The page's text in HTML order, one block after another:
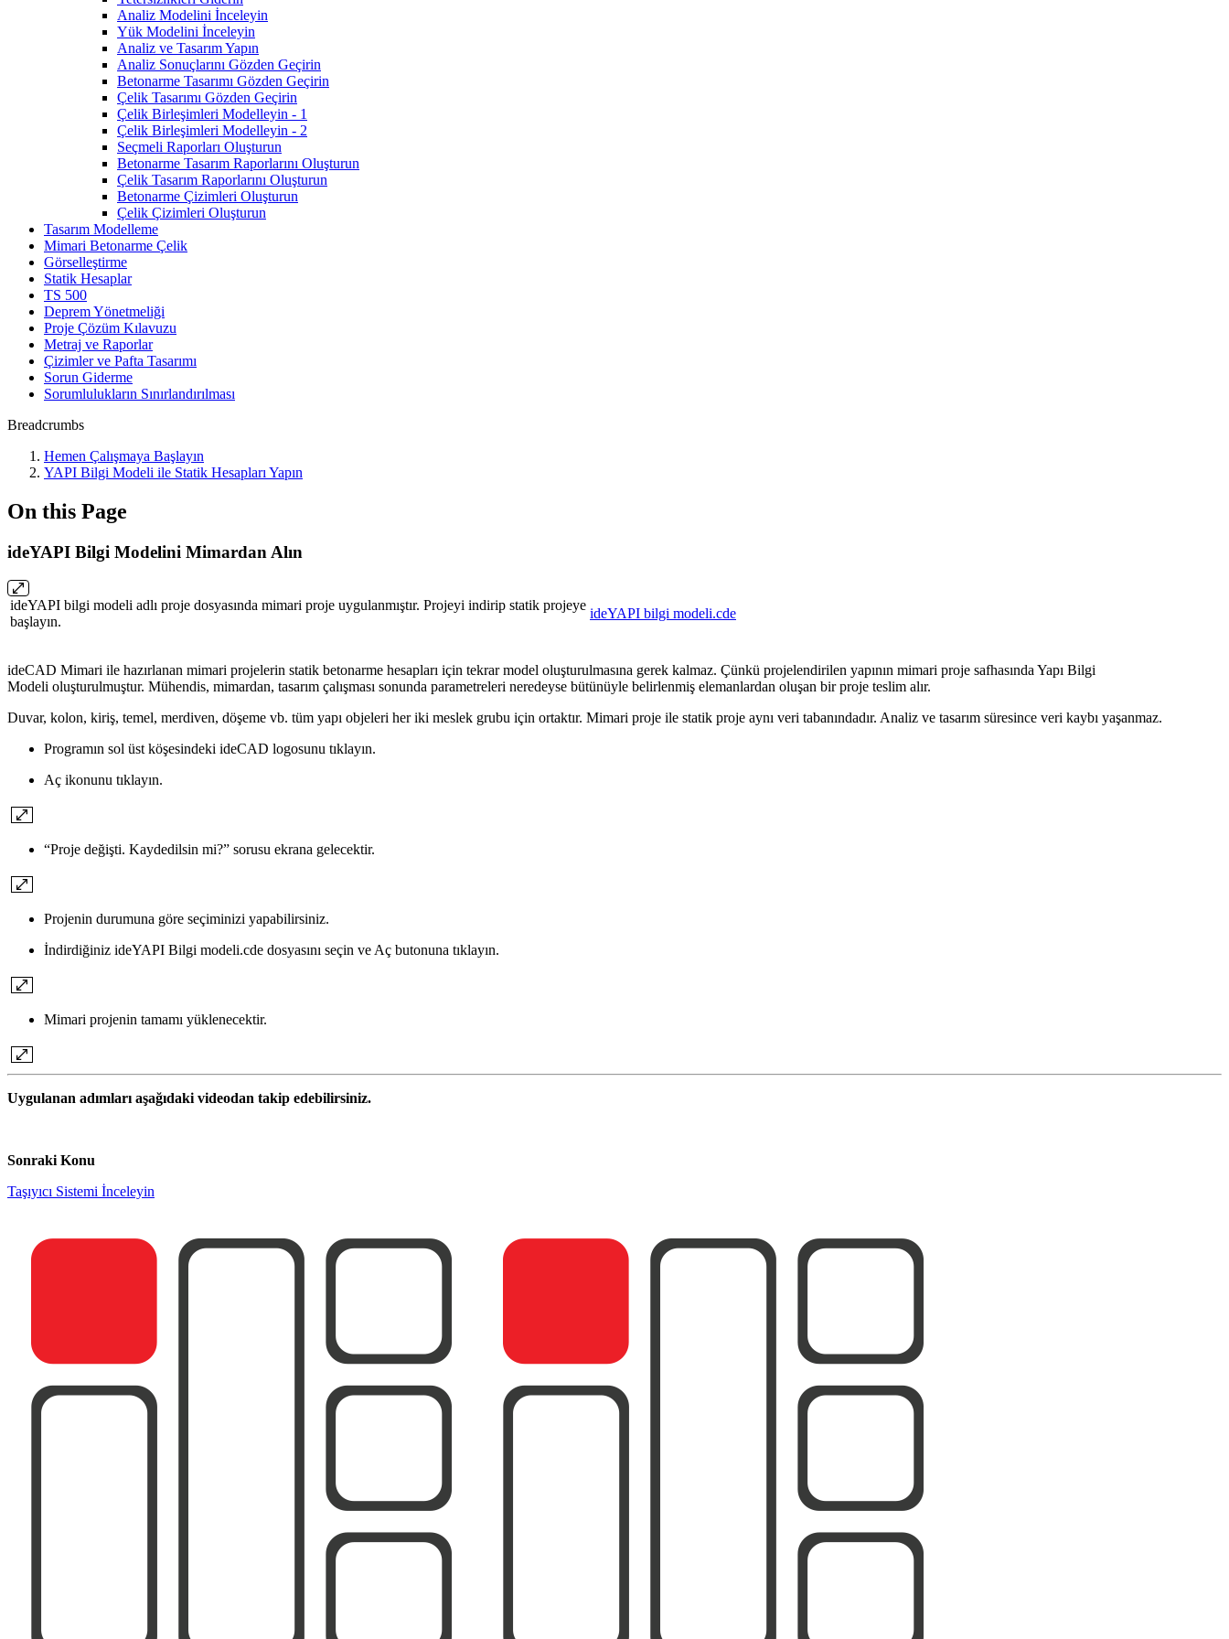
Analiz Modelini İnceleyin
Yük Modelini İnceleyin
Analiz ve Tasarım Yapın
Analiz Sonuçlarını Gözden Geçirin
Betonarme Tasarımı Gözden Geçirin
Çelik Tasarımı Gözden Geçirin
Çelik Birleşimleri Modelleyin - 1
Çelik Birleşimleri Modelleyin - 2
Seçmeli Raporları Oluşturun
Betonarme Tasarım Raporlarını Oluşturun
Çelik Tasarım Raporlarını Oluşturun
Betonarme Çizimleri Oluşturun
Çelik Çizimleri Oluşturun
Tasarım Modelleme
Mimari Betonarme Çelik
Görselleştirme
Statik Hesaplar
TS 500
Deprem Yönetmeliği
Proje Çözüm Kılavuzu
Metraj ve Raporlar
Çizimler ve Pafta Tasarımı
Sorun Giderme
Sorumlulukların Sınırlandırılması
Breadcrumbs
Hemen Çalışmaya Başlayın
YAPI Bilgi Modeli ile Statik Hesapları Yapın
On this Page
ideYAPI Bilgi Modelini Mimardan Alın
ideYAPI bilgi modeli adlı proje dosyasında mimari proje uygulanmıştır. Projeyi indirip statik projeye
başlayın.
ideYAPI bilgi modeli.cde
ideCAD Mimari ile hazırlanan mimari projelerin statik betonarme hesapları için tekrar model oluşturulmasına gerek kalmaz. Çünkü projelendirilen yapının mimari proje safhasında Yapı Bilgi
Modeli oluşturulmuştur. Mühendis, mimardan, tasarım çalışması sonunda parametreleri neredeyse bütünüyle belirlenmiş elemanlardan oluşan bir proje teslim alır.
Duvar, kolon, kiriş, temel, merdiven, döşeme vb. tüm yapı objeleri her iki meslek grubu için ortaktır. Mimari proje ile statik proje aynı veri tabanındadır. Analiz ve tasarım süresince veri kaybı yaşanmaz.
Programın sol üst köşesindeki ideCAD logosunu tıklayın.
Aç ikonunu tıklayın.
“Proje değişti. Kaydedilsin mi?” sorusu ekrana gelecektir.
Projenin durumuna göre seçiminizi yapabilirsiniz.
İndirdiğiniz ideYAPI Bilgi modeli.cde dosyasını seçin ve Aç butonuna tıklayın.
Mimari projenin tamamı yüklenecektir.
Uygulanan adımları aşağıdaki videodan takip edebilirsiniz.
Sonraki Konu
Taşıyıcı Sistemi İnceleyin